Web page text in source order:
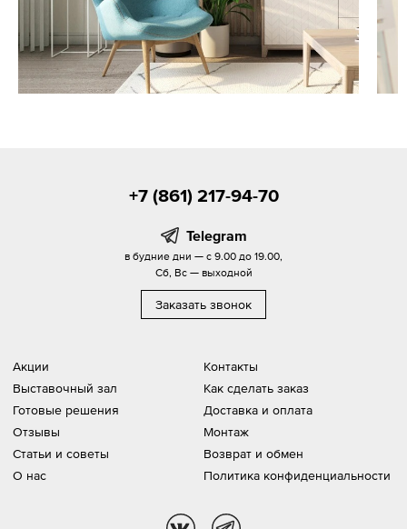
Акции
Выставочный зал
Готовые решения
Отзывы
Статьи и советы
О нас
Контакты
Как сделать заказ
Доставка и оплата
Монтаж
Возврат и обмен
Политика конфиденциальности
+7 (861) 217-94-70
Telegram
в будние дни — с 9.00 до 19.00,
Сб, Вс — выходной
Заказать звонок